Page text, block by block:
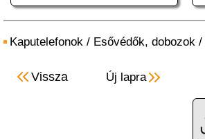
Kaputelefonok / Esővédők, dobozok /
Vissza Új lapra